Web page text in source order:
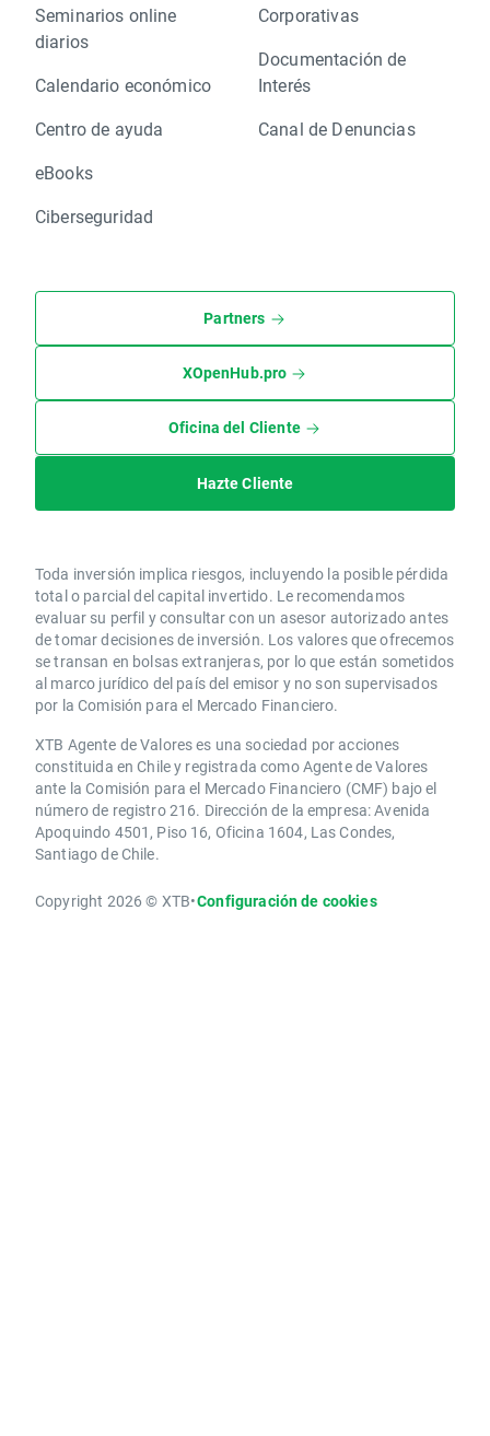
Seminarios online
diarios
Calendario económico
Centro de ayuda
eBooks
Ciberseguridad
Corporativas
Documentación de
Interés
Canal de Denuncias
Partners
XOpenHub.pro
Oficina del Cliente
Hazte Cliente
Toda inversión implica riesgos, incluyendo la posible pérdida
total o parcial del capital invertido. Le recomendamos
evaluar su perfil y consultar con un asesor autorizado antes
de tomar decisiones de inversión. Los valores que ofrecemos
se transan en bolsas extranjeras, por lo que están sometidos
al marco jurídico del país del emisor y no son supervisados
por la Comisión para el Mercado Financiero.
XTB Agente de Valores es una sociedad por acciones
constituida en Chile y registrada como Agente de Valores
ante la Comisión para el Mercado Financiero (CMF) bajo el
número de registro 216. Dirección de la empresa: Avenida
Apoquindo 4501, Piso 16, Oficina 1604, Las Condes,
Santiago de Chile.
Copyright 2026 © XTB•Configuración de cookies